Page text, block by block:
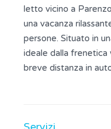
letto vicino a
una vacanza
persone. Situato in
ideale dalla frenetica
breve distanza in
dalle sue splendide
una cucina moderna,